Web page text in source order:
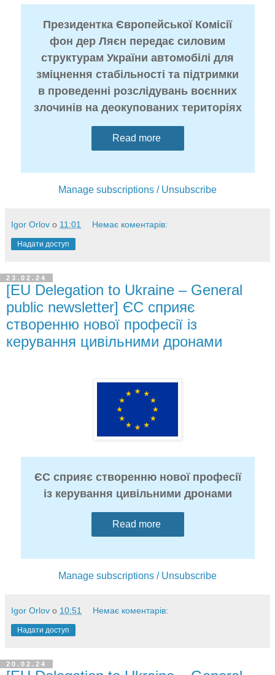
Президентка Європейської Комісії
фон дер Ляєн передає силовим
структурам України автомобілі для
зміцнення стабільності та підтримки
в проведенні розслідувань воєнних
злочинів на деокупованих територіях
Read more
Manage subscriptions / Unsubscribe
Igor Orlov о 11:01 Немає коментарів:
Надати доступ
23.02.24
[EU Delegation to Ukraine – General
public newsletter] ЄС сприяє
створенню нової професії із
керування цивільними дронами
ЄС сприяє створенню нової професії
із керування цивільними дронами
Read more
Manage subscriptions / Unsubscribe
Igor Orlov о 10:51 Немає коментарів:
Надати доступ
20.02.24